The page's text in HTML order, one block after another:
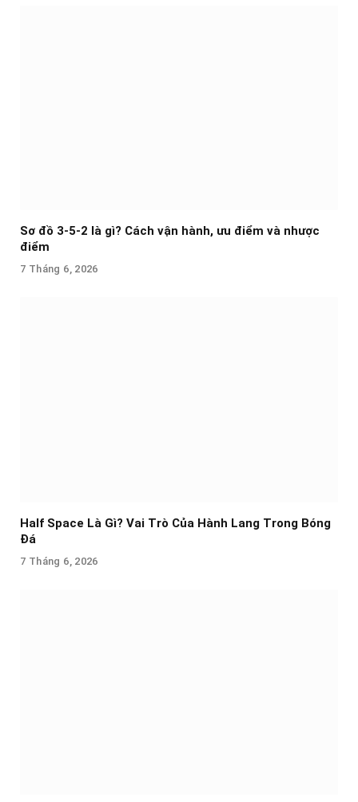
Sơ đồ 3-5-2 là gì? Cách vận hành, ưu điểm và nhược
điểm
7 Tháng 6, 2026
Half Space Là Gì? Vai Trò Của Hành Lang Trong Bóng
Đá
7 Tháng 6, 2026